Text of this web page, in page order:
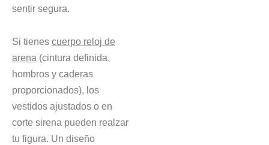
sentir segura.
Si tienes cuerpo reloj de
arena (cintura definida,
hombros y caderas
proporcionados), los
vestidos ajustados o en
corte sirena pueden realzar
tu figura. Un diseño